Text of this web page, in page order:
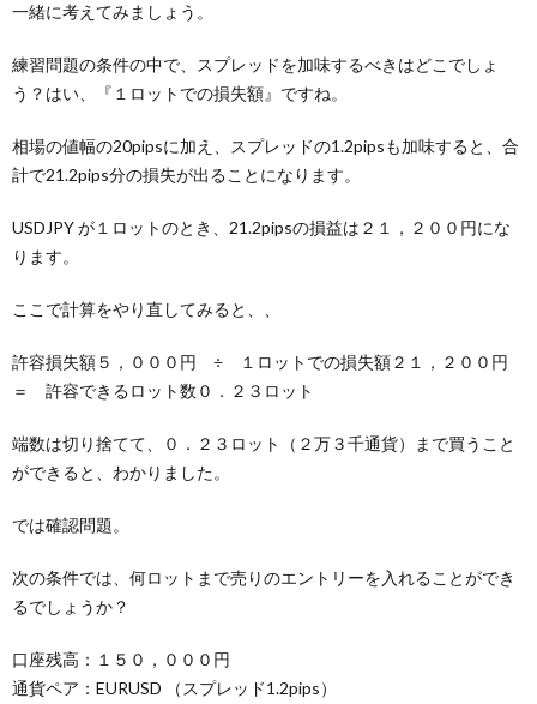
一緒に考えてみましょう。
練習問題の条件の中で、スプレッドを加味するべきはどこでしょ
う？はい、『１ロットでの損失額』ですね。
相場の値幅の20pipsに加え、スプレッドの1.2pipsも加味すると、合
計で21.2pips分の損失が出ることになります。
USDJPY が１ロットのとき、21.2pipsの損益は２１，２００円にな
ります。
ここで計算をやり直してみると、、
許容損失額５，０００円 ÷ １ロットでの損失額２１，２００円
＝ 許容できるロット数０．２３ロット
端数は切り捨てて、０．２３ロット（２万３千通貨）まで買うこと
ができると、わかりました。
では確認問題。
次の条件では、何ロットまで売りのエントリーを入れることができ
るでしょうか？
口座残高：１５０，０００円
通貨ペア：EURUSD （スプレッド1.2pips）